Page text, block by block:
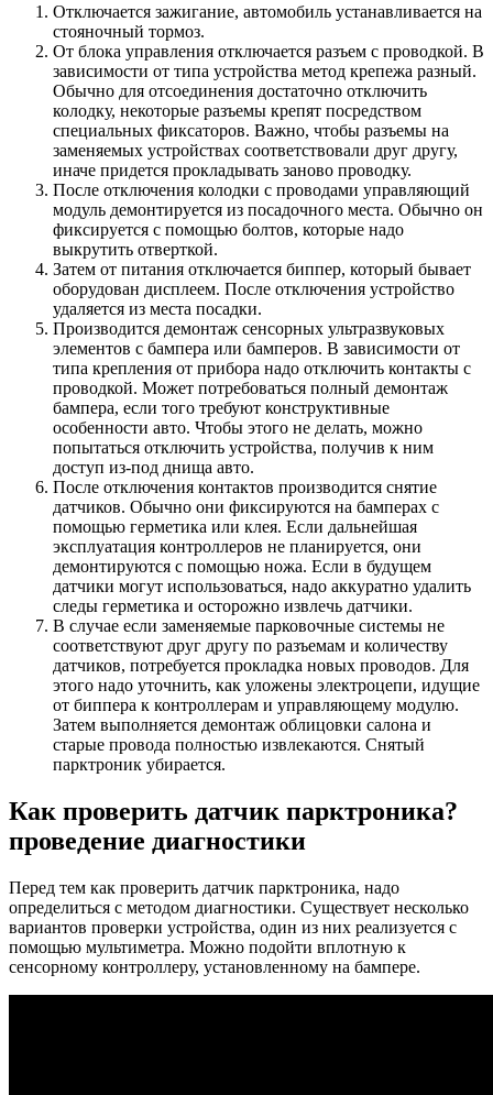
Отключается зажигание, автомобиль устанавливается на
стояночный тормоз.
От блока управления отключается разъем с проводкой. В
зависимости от типа устройства метод крепежа разный.
Обычно для отсоединения достаточно отключить
колодку, некоторые разъемы крепят посредством
специальных фиксаторов. Важно, чтобы разъемы на
заменяемых устройствах соответствовали друг другу,
иначе придется прокладывать заново проводку.
После отключения колодки с проводами управляющий
модуль демонтируется из посадочного места. Обычно он
фиксируется с помощью болтов, которые надо
выкрутить отверткой.
Затем от питания отключается биппер, который бывает
оборудован дисплеем. После отключения устройство
удаляется из места посадки.
Производится демонтаж сенсорных ультразвуковых
элементов с бампера или бамперов. В зависимости от
типа крепления от прибора надо отключить контакты с
проводкой. Может потребоваться полный демонтаж
бампера, если того требуют конструктивные
особенности авто. Чтобы этого не делать, можно
попытаться отключить устройства, получив к ним
доступ из-под днища авто.
После отключения контактов производится снятие
датчиков. Обычно они фиксируются на бамперах с
помощью герметика или клея. Если дальнейшая
эксплуатация контроллеров не планируется, они
демонтируются с помощью ножа. Если в будущем
датчики могут использоваться, надо аккуратно удалить
следы герметика и осторожно извлечь датчики.
В случае если заменяемые парковочные системы не
соответствуют друг другу по разъемам и количеству
датчиков, потребуется прокладка новых проводов. Для
этого надо уточнить, как уложены электроцепи, идущие
от биппера к контроллерам и управляющему модулю.
Затем выполняется демонтаж облицовки салона и
старые провода полностью извлекаются. Снятый
парктроник убирается.
Как проверить датчик парктроника?
проведение диагностики
Перед тем как проверить датчик парктроника, надо
определиться с методом диагностики. Существует несколько
вариантов проверки устройства, один из них реализуется с
помощью мультиметра. Можно подойти вплотную к
сенсорному контроллеру, установленному на бампере.